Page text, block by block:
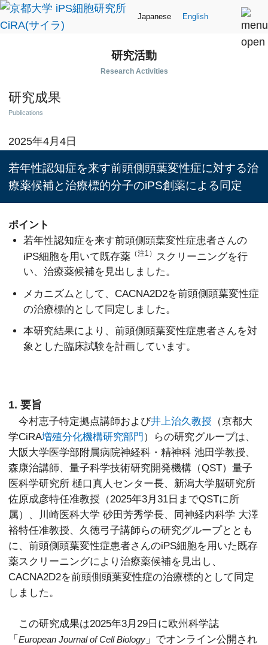
Japanese English
研究活動
Research Activities
研究成果
Publications
2025年4月4日
若年性認知症を来す前頭側頭葉変性症に対する治
療薬候補と治療標的分子のiPS創薬による同定
ポイント
若年性認知症を来す前頭側頭葉変性症患者さんの
iPS細胞を用いて既存薬 （注1）
スクリーニングを行
い、治療薬候補を見出しました。
メカニズムとして、CACNA2D2を前頭側頭葉変性症
の治療標的として同定しました。
本研究結果により、前頭側頭葉変性症患者さんを対
象とした臨床試験を計画しています。
1. 要旨
今村恵子特定拠点講師および井上治久教授 （京都大
学CiRA増殖分化機構研究部門 ）らの研究グループは、
大阪大学医学部附属病院神経科・精神科 池田学教授、
森康治講師、量子科学技術研究開発機構（QST）量子
医科学研究所 樋口真人センター長、新潟大学脳研究所
佐原成彦特任准教授（2025年3月31日までQSTに所
属）、川崎医科大学 砂田芳秀学長、同神経内科学 大澤
裕特任准教授、久徳弓子講師らの研究グループととも
に、前頭側頭葉変性症患者さんのiPS細胞を用いた既存
薬スクリーニングにより治療薬候補を見出し、
CACNA2D2を前頭側頭葉変性症の治療標的として同定
しました。
この研究成果は2025年3月29日に欧州科学誌
「European Journal of Cell Biology 」でオンライン公開され